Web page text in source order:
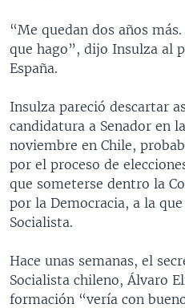
“Me quedan dos años
que hago”, dijo Insulza al
España.
Insulza pareció descartar
candidatura a Senador en
noviembre en Chile,
por el proceso de
que someterse dentro la
por la Democracia, a la
Socialista.
Hace unas semanas, el
Socialista chileno, Álvaro
formación “vería con